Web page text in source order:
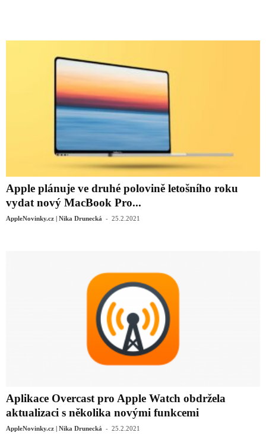
Apple plánuje ve druhé polovině letošního roku
vydat nový MacBook Pro...
AppleNovinky.cz | Nika Drunecká - 25.2.2021
Aplikace Overcast pro Apple Watch obdržela
aktualizaci s několika novými funkcemi
AppleNovinky.cz | Nika Drunecká - 25.2.2021